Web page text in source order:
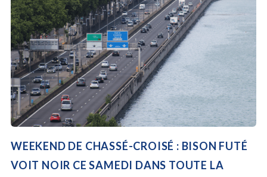
WEEKEND DE CHASSÉ-CROISÉ : BISON FUTÉ
VOIT NOIR CE SAMEDI DANS TOUTE LA